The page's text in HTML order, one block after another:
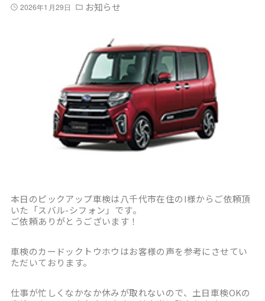
2026年1月29日 お知らせ
本日のピックアップ車検は八千代市在住のI様からご依頼頂
いた「スバル-シフォン」です。
ご依頼ありがとうございます！
車検のカードックトウホウはお客様の声を参考にさせてい
ただいております。
仕事が忙しくなかなか休みが取れないので、土日車検OKの